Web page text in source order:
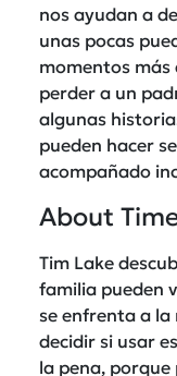
nos ayudan a
unas pocas
momentos más
perder a un
algunas
pueden hacer
acompañado
About
Tim Lake
familia pueden
se enfrenta a la
decidir si usar
la pena,